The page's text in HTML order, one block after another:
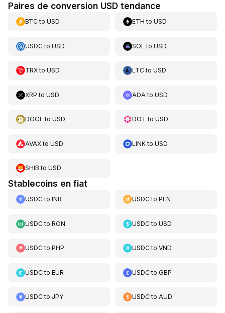
Paires de conversion USD tendance
BTCto USD ETH toUSD
USDCto USD SOL toUSD
TRXto USD LTCtoUSD
XRP to USD ADA toUSD
DOGEto USD DOT toUSD
AVAXto USD LINKtoUSD
SHIB to USD
Stablecoins en fiat
USDCto INR USDCtoPLN
USDCto RON USDCtoUSD
USDCto PHP USDCtoVND
USDCto EUR USDCtoGBP
USDCto JPY USDCtoAUD